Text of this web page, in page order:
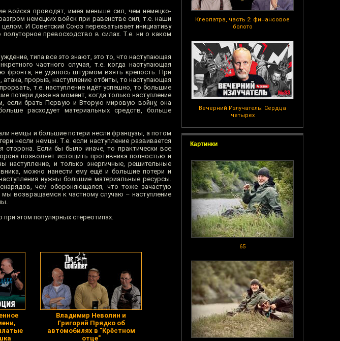
Клеопатра, часть 2: финансовое
болото
Вечерний Излучатель: Сердца
четырех
Картинки
65
войска проводят, имея меньше сил, чем немецко-
немецких войск при равенстве сил, т.е. наши
И Советский Союз перехватывает инициативу
превосходство в силах. Т.е. ни о каком
типа все это знают, это то, что наступающая
частного случая, т.е. когда наступающая
фронта, не удалось штурмом взять крепость. При
прорыв, наступление отбиты, то наступающая
т.е. наступление идёт успешно, то большие
потери даже на момент, когда только наступление
если брать Первую и Вторую мировую войну, она
расходует материальных средств, больше
немцы и большие потери несли французы, а потом
несли немцы. Т.е. если наступление развивается
сторона. Если бы было иначе, то практически все
позволяет истощить противника полностью и
наступление, и только энергичные, решительные
можно нанести ему ещё и большие потери и
нужны большие материальные ресурсы.
чем обороняющаяся, что тоже зачастую
возвращаемся к частному случаю – наступление
этом популярных стереотипах.
Владимир Неволин и
Григорий Прядко об
автомобилях в "Крёстном
отце"